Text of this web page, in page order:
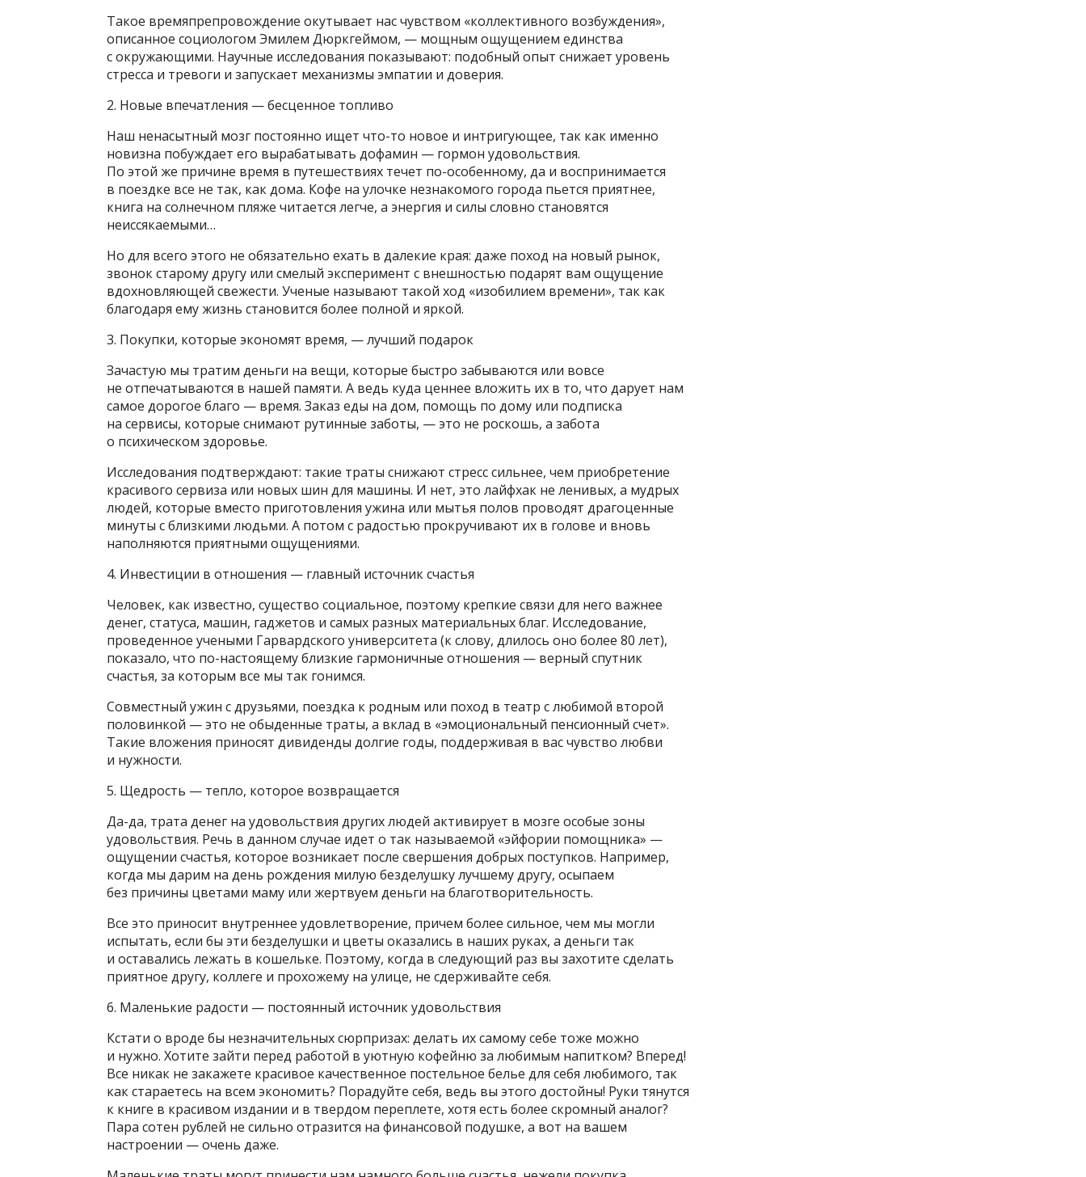
Такое времяпрепровождение окутывает нас чувством «коллективного возбуждения»,
описанное социологом Эмилем Дюркгеймом, — мощным ощущением единства
с окружающими. Научные исследования показывают: подобный опыт снижает уровень
стресса и тревоги и запускает механизмы эмпатии и доверия.
2. Новые впечатления — бесценное топливо
Наш ненасытный мозг постоянно ищет что-то новое и интригующее, так как именно
новизна побуждает его вырабатывать дофамин — гормон удовольствия.
По этой же причине время в путешествиях течет по-особенному, да и воспринимается
в поездке все не так, как дома. Кофе на улочке незнакомого города пьется приятнее,
книга на солнечном пляже читается легче, а энергия и силы словно становятся
неиссякаемыми…
Но для всего этого не обязательно ехать в далекие края: даже поход на новый рынок,
звонок старому другу или смелый эксперимент с внешностью подарят вам ощущение
вдохновляющей свежести. Ученые называют такой ход «изобилием времени», так как
благодаря ему жизнь становится более полной и яркой.
3. Покупки, которые экономят время, — лучший подарок
Зачастую мы тратим деньги на вещи, которые быстро забываются или вовсе
не отпечатываются в нашей памяти. А ведь куда ценнее вложить их в то, что дарует нам
самое дорогое благо — время. Заказ еды на дом, помощь по дому или подписка
на сервисы, которые снимают рутинные заботы, — это не роскошь, а забота
о психическом здоровье.
Исследования подтверждают: такие траты снижают стресс сильнее, чем приобретение
красивого сервиза или новых шин для машины. И нет, это лайфхак не ленивых, а мудрых
людей, которые вместо приготовления ужина или мытья полов проводят драгоценные
минуты с близкими людьми. А потом с радостью прокручивают их в голове и вновь
наполняются приятными ощущениями.
4. Инвестиции в отношения — главный источник счастья
Человек, как известно, существо социальное, поэтому крепкие связи для него важнее
денег, статуса, машин, гаджетов и самых разных материальных благ. Исследование,
проведенное учеными Гарвардского университета (к слову, длилось оно более 80 лет),
показало, что по-настоящему близкие гармоничные отношения — верный спутник
счастья, за которым все мы так гонимся.
Совместный ужин с друзьями, поездка к родным или поход в театр с любимой второй
половинкой — это не обыденные траты, а вклад в «эмоциональный пенсионный счет».
Такие вложения приносят дивиденды долгие годы, поддерживая в вас чувство любви
и нужности.
5. Щедрость — тепло, которое возвращается
Да-да, трата денег на удовольствия других людей активирует в мозге особые зоны
удовольствия. Речь в данном случае идет о так называемой «эйфории помощника» —
ощущении счастья, которое возникает после свершения добрых поступков. Например,
когда мы дарим на день рождения милую безделушку лучшему другу, осыпаем
без причины цветами маму или жертвуем деньги на благотворительность.
Все это приносит внутреннее удовлетворение, причем более сильное, чем мы могли
испытать, если бы эти безделушки и цветы оказались в наших руках, а деньги так
и оставались лежать в кошельке. Поэтому, когда в следующий раз вы захотите сделать
приятное другу, коллеге и прохожему на улице, не сдерживайте себя.
6. Маленькие радости — постоянный источник удовольствия
Кстати о вроде бы незначительных сюрпризах: делать их самому себе тоже можно
и нужно. Хотите зайти перед работой в уютную кофейню за любимым напитком? Вперед!
Все никак не закажете красивое качественное постельное белье для себя любимого, так
как стараетесь на всем экономить? Порадуйте себя, ведь вы этого достойны! Руки тянутся
к книге в красивом издании и в твердом переплете, хотя есть более скромный аналог?
Пара сотен рублей не сильно отразится на финансовой подушке, а вот на вашем
настроении — очень даже.